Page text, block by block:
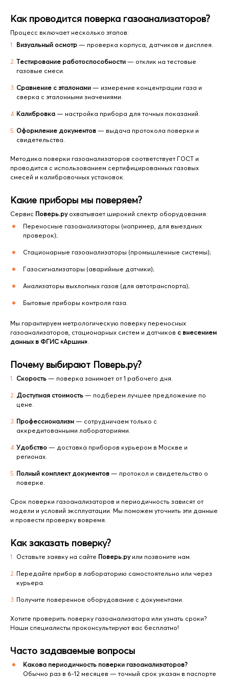
Как проводится поверка газоанализаторов?
Процесс включает несколько этапов:
Визуальный осмотр — проверка корпуса, датчиков и дисплея.
Тестирование работоспособности — отклик на тестовые
газовые смеси.
Сравнение с эталонами — измерение концентрации газа и
сверка с эталонными значениями.
Калибровка — настройка прибора для точных показаний.
Оформление документов — выдача протокола поверки и
свидетельства.
Методика поверки газоанализаторов соответствует ГОСТ и
проводится с использованием сертифицированных газовых
смесей и калибровочных установок.
Какие приборы мы поверяем?
Сервис Поверь.руохватывает широкий спектр оборудования:
Переносные газоанализаторы (например, для выездных
проверок);
Стационарные газоанализаторы (промышленные системы);
Газосигнализаторы (аварийные датчики);
Анализаторы выхлопных газов (для автотранспорта);
Бытовые приборы контроля газа.
Мы гарантируем метрологическую поверку переносных
газоанализаторов, стационарных систем и датчиков с внесением
данных в ФГИС «Аршин».
Почему выбирают Поверь.ру?
Скорость — поверка занимает от 1 рабочего дня.
Доступная стоимость — подберем лучшее предложение по
цене.
Профессионализм — сотрудничаем только с
аккредитованными лабораториями.
Удобство — доставка приборов курьером в Москве и
регионах.
Полный комплект документов — протокол и свидетельство о
поверке.
Срок поверки газоанализаторов и периодичность зависят от
модели и условий эксплуатации. Мы поможем уточнить эти данные
и провести проверку вовремя.
Как заказать поверку?
Оставьте заявку на сайте Поверь.руили позвоните нам.
Передайте прибор в лабораторию самостоятельно или через
курьера.
Получите поверенное оборудование с документами.
Хотите проверить поверку газоанализатора или узнать сроки?
Наши специалисты проконсультируют вас бесплатно!
Часто задаваемые вопросы
Какова периодичность поверки газоанализаторов?
Обычно раз в 6-12 месяцев — точный срок указан в паспорте